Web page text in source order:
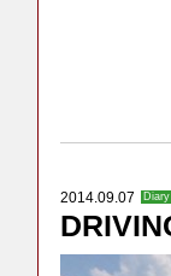
2014.09.07 Diary